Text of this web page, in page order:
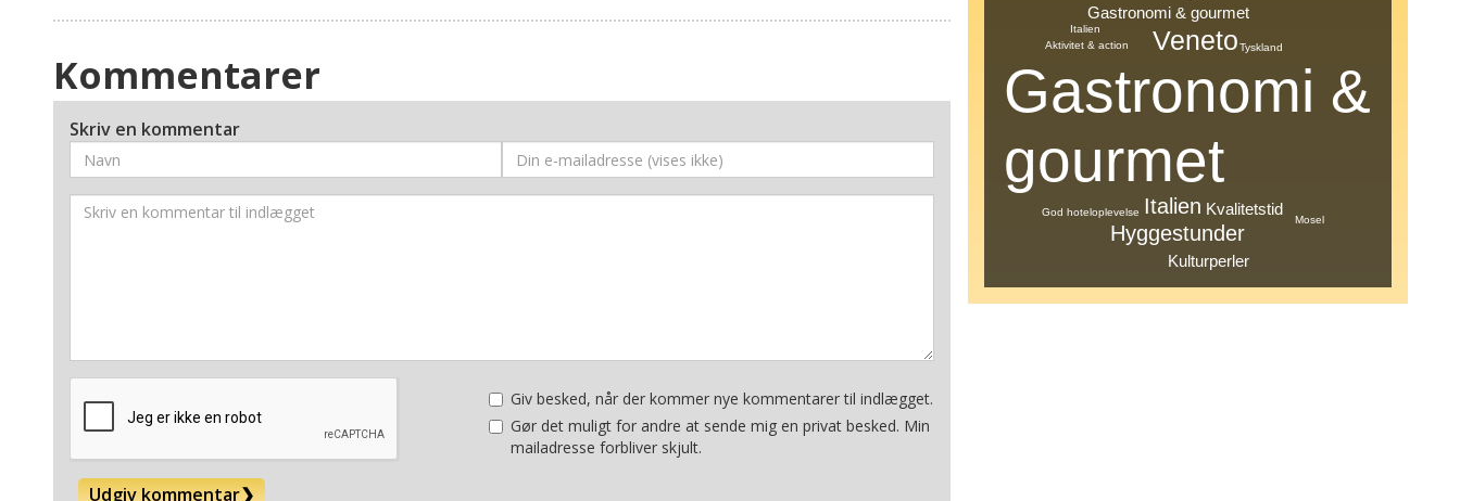
Kommentarer
Skriv en kommentar
Udgiv kommentar❯
Giv besked, når der kommer nye kommentarer til indlægget.
Gør det muligt for andre at sende mig en privat besked. Min
mailadresse forbliver skjult.
Gastronomi &
gourmet
Veneto
Italien
Hyggestunder
Gastronomi & gourmet
Kvalitetstid
Kulturperler
Aktivitet & action
God hoteloplevelse
Tyskland
Italien
Mosel